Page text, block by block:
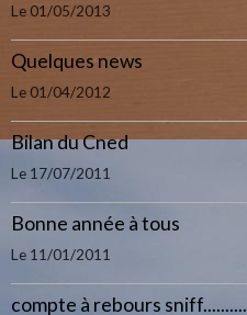
Le 01/05/2013
Quelques news
Le 01/04/2012
Bilan du Cned
Le 17/07/2011
Bonne année à tous
Le 11/01/2011
compte à rebours sniff..........